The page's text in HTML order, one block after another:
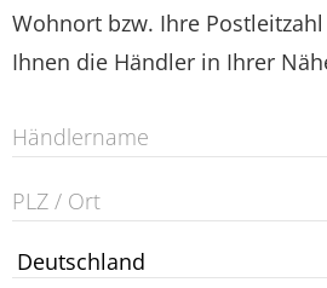
Wohnort bzw. Ihre
Ihnen die Händler in Ihrer